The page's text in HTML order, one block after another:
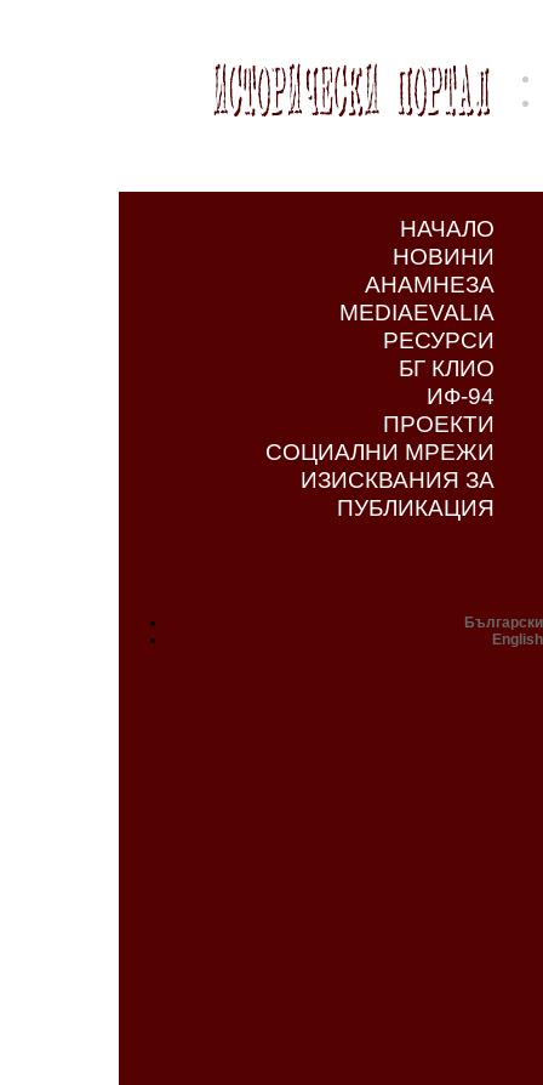
НАЧАЛО
НОВИНИ
АНАМНЕЗА
MEDIAEVALIA
РЕСУРСИ
БГ КЛИО
ИФ-94
ПРОЕКТИ
СОЦИАЛНИ МРЕЖИ
ИЗИСКВАНИЯ ЗА
ПУБЛИКАЦИЯ
Български
English